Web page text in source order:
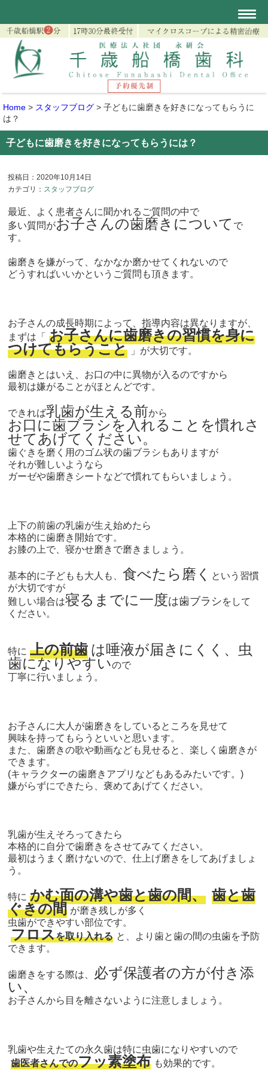
Home > スタッフブログ > 子どもに歯磨きを好きになってもらうに
は？
子どもに歯磨きを好きになってもらうには？
投稿日：2020年10月14日
カテゴリ： スタッフブログ
最近、よく患者さんに聞かれるご質問の中で
多い質問がお子さんの歯磨きについて で
す。
歯磨きを嫌がって、なかなか磨かせてくれないので
どうすればいいかというご質問も頂きます。
お子さんの成長時期によって、指導内容は異なりますが、
まずは「
お子さんに歯磨きの習慣を身に
つけてもらうこと
」が大切です。
歯磨きとはいえ、お口の中に異物が入るのですから
最初は嫌がることがほとんどです。
できれば乳歯が生える前から
お口に歯ブラシを入れることを慣れさ
せてあげてください。
歯ぐきを磨く用のゴム状の歯ブラシもありますが
それが難しいようなら
ガーゼや歯磨きシートなどで慣れてもらいましょう。
上下の前歯の乳歯が生え始めたら
本格的に歯磨き開始です。
お膝の上で、寝かせ磨きで磨きましょう。
基本的に子どもも大人も、食べたら磨く
という習慣
が大切ですが
難しい場合は寝るまでに一度は歯ブラシをして
ください。
特に 上の前歯 は唾液が届きにくく、 虫
歯になりやすいので
丁寧に行いましょう。
お子さんに大人が歯磨きをしているところを見せて
興味を持ってもらうといいと思います。
また、歯磨きの歌や動画なども見せると、楽しく歯磨きが
できます。
(キャラクターの歯磨きアプリなどもあるみたいです。)
嫌がらずにできたら、褒めてあげてください。
乳歯が生えそろってきたら
本格的に自分で歯磨きをさせてみてください。
最初はうまく磨けないので、仕上げ磨きをしてあげましょ
う。
特に かむ面の溝や歯と歯の間、 歯と歯
ぐきの間 が磨き残しが多く
虫歯ができやすい部位です。
フロスを取り入れる と、より歯と歯の間の虫歯を予防
できます。
歯磨きをする際は、 必ず保護者の方が付き添
い、
お子さんから目を離さないように注意しましょう。
乳歯や生えたての永久歯は特に虫歯になりやすいので
歯医者さんでのフッ素塗布 も効果的です。